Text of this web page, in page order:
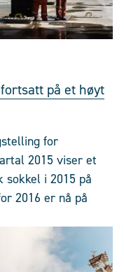
på et høyt
for
2015 viser et
sokkel i 2015 på
2016 er nå på